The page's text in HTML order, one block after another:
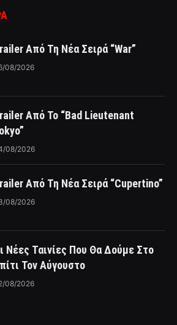
Από Τη Νέα Σειρά “War”
08/2026
Από Το “Bad Lieutenant
08/2026
Από Τη Νέα Σειρά “Cupertino”
08/2026
Νέες Ταινίες Που Θα Δούμε Στο
Τον Αύγουστο
08/2026